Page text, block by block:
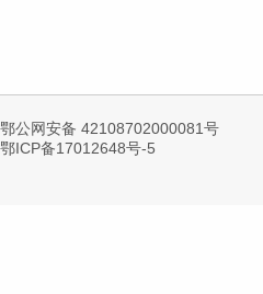
鄂公网安备 42108702000081号
鄂ICP备17012648号-5